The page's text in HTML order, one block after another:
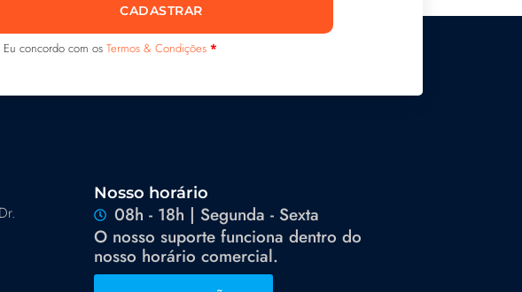
CADASTRAR
Eu concordo com os Termos & Condições *
Nosso horário
08h - 18h | Segunda - Sexta
O nosso suporte funciona dentro do
nosso horário comercial.